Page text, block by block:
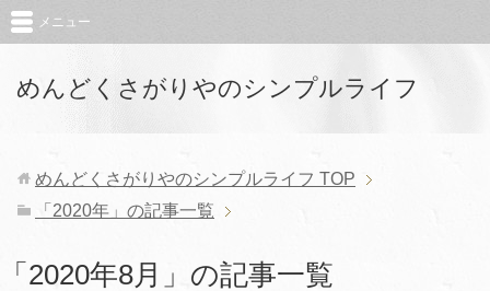
めんどくさがりやのシンプルライフ
メニュー
めんどくさがりやのシンプルライフ TOP
「2020年」の記事一覧
「2020年8月」の記事一覧